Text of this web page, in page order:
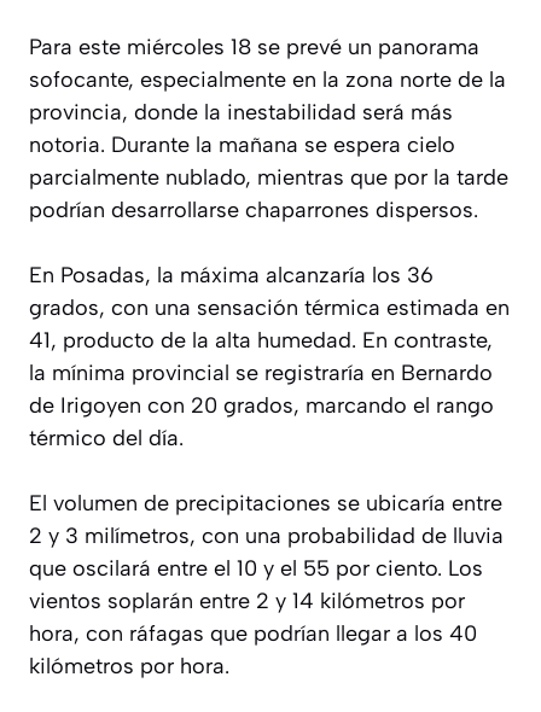
Para este miércoles 18 se prevé un panorama
sofocante, especialmente en la zona norte de la
provincia, donde la inestabilidad será más
notoria. Durante la mañana se espera cielo
parcialmente nublado, mientras que por la tarde
podrían desarrollarse chaparrones dispersos.
En Posadas, la máxima alcanzaría los 36
grados, con una sensación térmica estimada en
41, producto de la alta humedad. En contraste,
la mínima provincial se registraría en Bernardo
de Irigoyen con 20 grados, marcando el rango
térmico del día.
El volumen de precipitaciones se ubicaría entre
2 y 3 milímetros, con una probabilidad de lluvia
que oscilará entre el 10 y el 55 por ciento. Los
vientos soplarán entre 2 y 14 kilómetros por
hora, con ráfagas que podrían llegar a los 40
kilómetros por hora.